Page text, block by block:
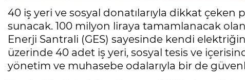
40 iş yeri ve sosyal donatılarıyla dikkat çeken
sunacak. 100 milyon liraya tamamlanacak
Enerji Santrali (GES) sayesinde kendi
üzerinde 40 adet iş yeri, sosyal tesis ve
yönetim ve muhasebe odalarıyla bir de